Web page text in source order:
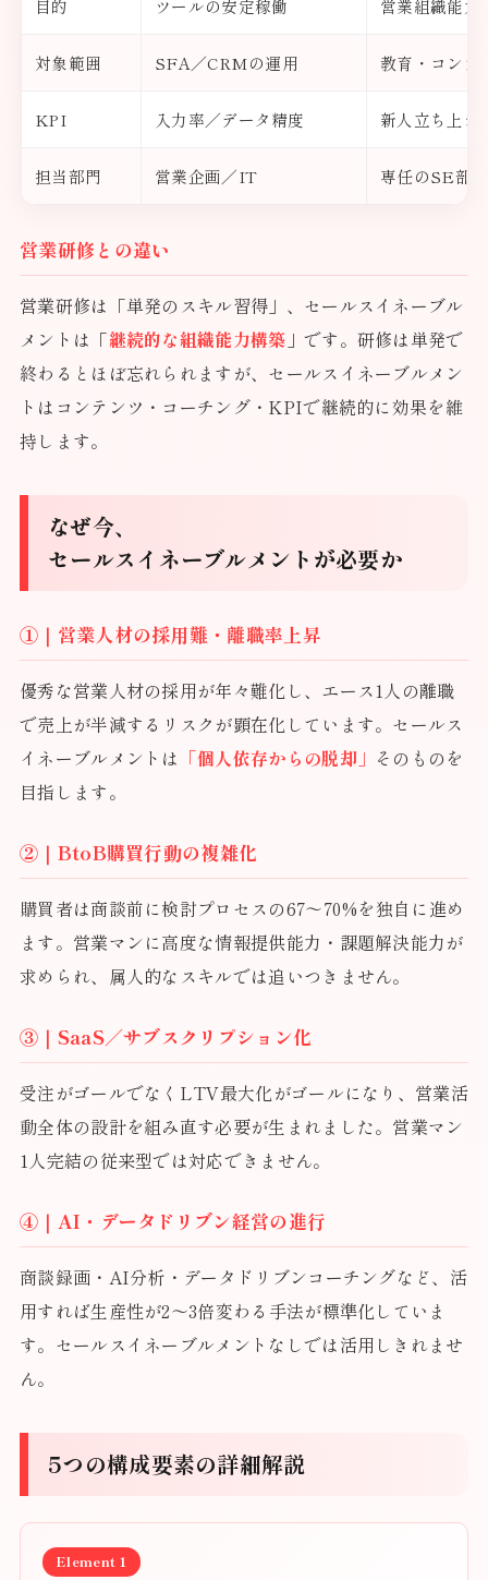
目的 ツールの安定稼働 営業組織能力
対象範囲 SFA／CRMの運用 教育・コン
KPI 入力率／データ精度 新人立ち上が
担当部門 営業企画／IT 専任のSE部
営業研修との違い
営業研修は「単発のスキル習得」、セールスイネーブル
メントは「継続的な組織能力構築 」です。研修は単発で
終わるとほぼ忘れられますが、セールスイネーブルメン
トはコンテンツ・コーチング・KPIで継続的に効果を維
持します。
なぜ今、
セールスイネーブルメントが必要か
①｜営業人材の採用難・離職率上昇
優秀な営業人材の採用が年々難化し、エース1人の離職
で売上が半減するリスクが顕在化しています。セールス
イネーブルメントは 「個人依存からの脱却」 そのものを
目指します。
②｜BtoB購買行動の複雑化
購買者は商談前に検討プロセスの67〜70%を独自に進め
ます。営業マンに高度な情報提供能力・課題解決能力が
求められ、属人的なスキルでは追いつきません。
③｜SaaS／サブスクリプション化
受注がゴールでなくLTV最大化がゴールになり、営業活
動全体の設計を組み直す必要が生まれました。営業マン
1人完結の従来型では対応できません。
④｜AI・データドリブン経営の進行
商談録画・AI分析・データドリブンコーチングなど、活
用すれば生産性が2〜3倍変わる手法が標準化していま
す。セールスイネーブルメントなしでは活用しきれませ
ん。
5つの構成要素の詳細解説
Element 1